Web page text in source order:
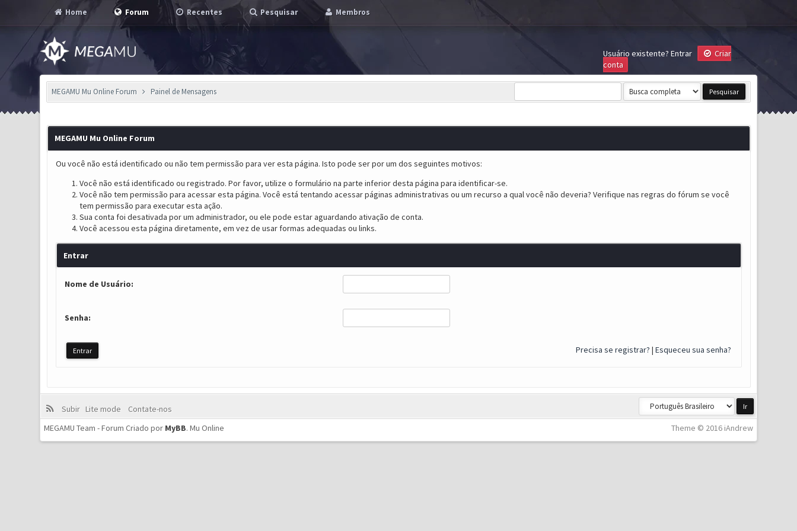
Home Forum Recentes Pesquisar Membros
Usuário existente? Entrar
Criar
conta
MEGAMU Mu Online Forum Painel de Mensagens
MEGAMU Mu Online Forum
Ou você não está identificado ou não tem permissão para ver esta página. Isto pode ser por um dos seguintes motivos:
Você não está identificado ou registrado. Por favor, utilize o formulário na parte inferior desta página para identificar-se.
Você não tem permissão para acessar esta página. Você está tentando acessar páginas administrativas ou um recurso a qual você não deveria? Verifique nas regras do fórum se você
tem permissão para executar esta ação.
Sua conta foi desativada por um administrador, ou ele pode estar aguardando ativação de conta.
Você acessou esta página diretamente, em vez de usar formas adequadas ou links.
Entrar
Nome de Usuário:
Senha:
Precisa se registrar? | Esqueceu sua senha?
Subir Lite mode
Contate-nos
Theme © 2016 iAndrew
MEGAMU Team - Forum Criado por MyBB.Mu Online